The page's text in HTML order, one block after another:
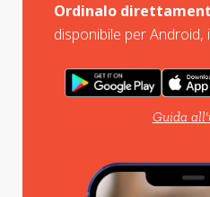
Ordinalo
disponibile per Android,
Guida